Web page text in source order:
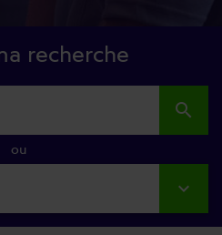
recherche
search
ou